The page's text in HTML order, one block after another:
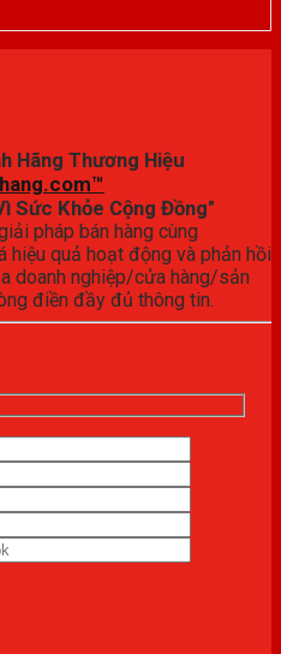
Hãng Thương Hiệu
Sức Khỏe Cộng Đồng"
pháp bán hàng cùng
hiệu quả hoạt động và phản hồi
doanh nghiệp/cửa hàng/sản
điền đầy đủ thông tin.